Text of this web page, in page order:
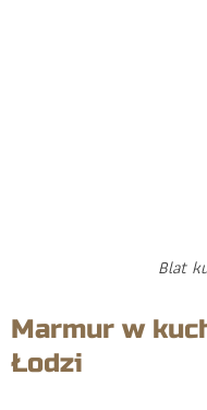
Blat
Marmur w
Łodzi